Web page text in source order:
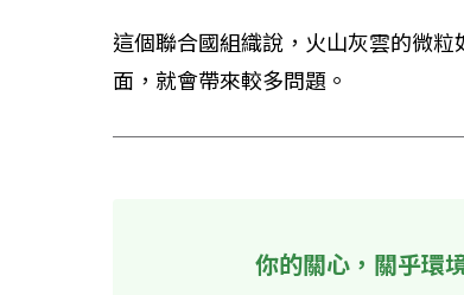
這個聯合國組織說，火山灰雲的微
面，就會帶來較多問題。
你的關心，關乎環